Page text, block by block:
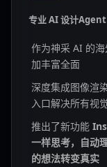
专业 AI 设计Agent
作为神采 AI 的
加丰富全面
深度集成图像渲
入口解决所有视
推出了新功能
一样思考，自动
的想法转变真实